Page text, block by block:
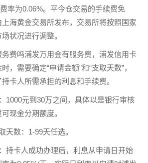
率为0.06%。平今仓交易的手续费免
海黄金交易所发布，交易所将按照国家
状况进行调整。
费吗浦发万用金有服务费，浦发信用卡
，需要确定“申请金额”和“支取天数”，
卡人所需承担的利息和手续费。
1000元到30万之间，具体以是银行审核
现金分期额度。
天数：1-99天任选。
持卡人成功办理后，利息从申请日开始